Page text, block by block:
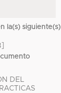
la(s) siguiente(s)
DEL